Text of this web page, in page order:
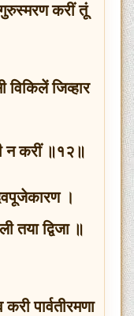
गुरुस्मरण करीं तूं
विकिलें जिव्हार
न करीं ॥१२॥
।
तया द्विजा ॥
पार्वतीरमणा